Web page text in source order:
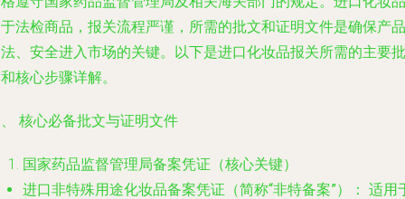
法检商品，报关流程严谨，所需的批文和证明文件是确保产品
、安全进入市场的关键。以下是进口化妆品报关所需的主要批
核心步骤详解。
核心必备批文与证明文件
国家药品监督管理局备案凭证（核心关键）
进口非特殊用途化妆品备案凭证（简称“非特备案”）： 适用